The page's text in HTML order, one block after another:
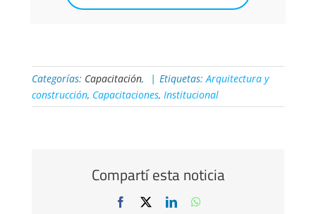
Categorías: Capacitación, | Etiquetas: Arquitectura y
construcción, Capacitaciones, Institucional
Compartí esta noticia
Facebook LinkedIn